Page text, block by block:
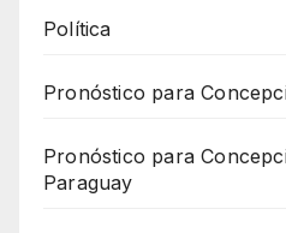
Política
Pronóstico para
Pronóstico para
Paraguay